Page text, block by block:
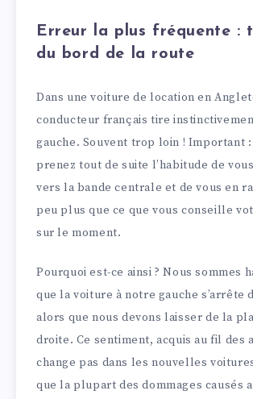
Erreur la plus fréquente :
du bord de la route
Dans une voiture de location en
conducteur français tire
gauche. Souvent trop loin ! Important
prenez tout de suite l’habitude de
vers la bande centrale et de vous en
peu plus que ce que vous conseille
sur le moment.
Pourquoi est-ce ainsi ? Nous sommes
que la voiture à notre gauche s’arrête
alors que nous devons laisser de la
droite. Ce sentiment, acquis au fil des
change pas dans les nouvelles
que la plupart des dommages causés